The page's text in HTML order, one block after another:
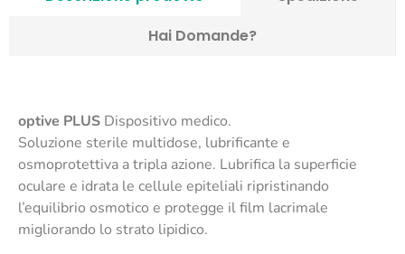
Hai Domande?
optive PLUS Dispositivo medico.
Soluzione sterile multidose, lubrificante e
osmoprotettiva a tripla azione. Lubrifica la superficie
oculare e idrata le cellule epiteliali ripristinando
l’equilibrio osmotico e protegge il film lacrimale
migliorando lo strato lipidico.